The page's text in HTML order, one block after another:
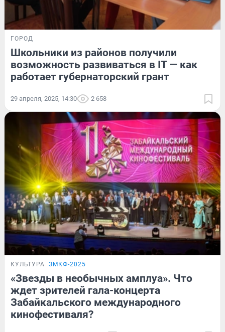
ГОРОД
Школьники из районов получили
возможность развиваться в IT — как
работает губернаторский грант
29 апреля, 2025, 14:30 2 658
КУЛЬТУРА ЗМКФ-2025
«Звезды в необычных амплуа». Что
ждет зрителей гала-концерта
Забайкальского международного
кинофестиваля?